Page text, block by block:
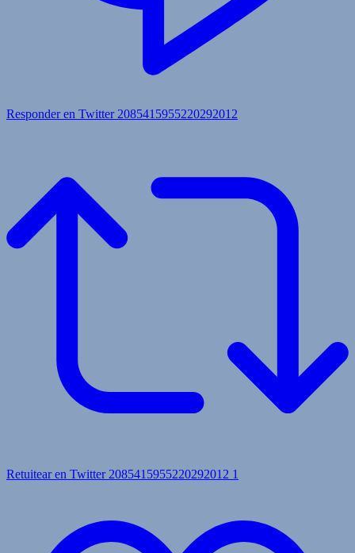
Responder en Twitter 2085415955220292012
Retuitear en Twitter 2085415955220292012 1